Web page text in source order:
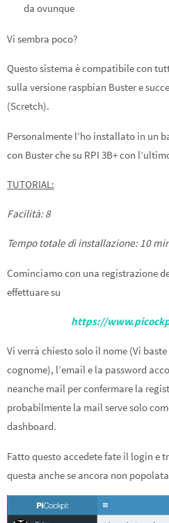
da ovunque
Vi sembra poco?
Questo sistema è compatibile con
sulla versione raspbian Buster e
(Scretch).
Personalmente l’ho installato in un
con Buster che su RPI 3B+ con
TUTORIAL:
Facilità: 8
Tempo totale di installazione: 10
Cominciamo con una registrazione
effettuare su
https://
Vi verrà chiesto solo il nome (Vi
cognome), l’email e la password
neanche mail per confermare la
probabilmente la mail serve solo
dashboard.
Fatto questo accedete fate il login e
questa anche se ancora non